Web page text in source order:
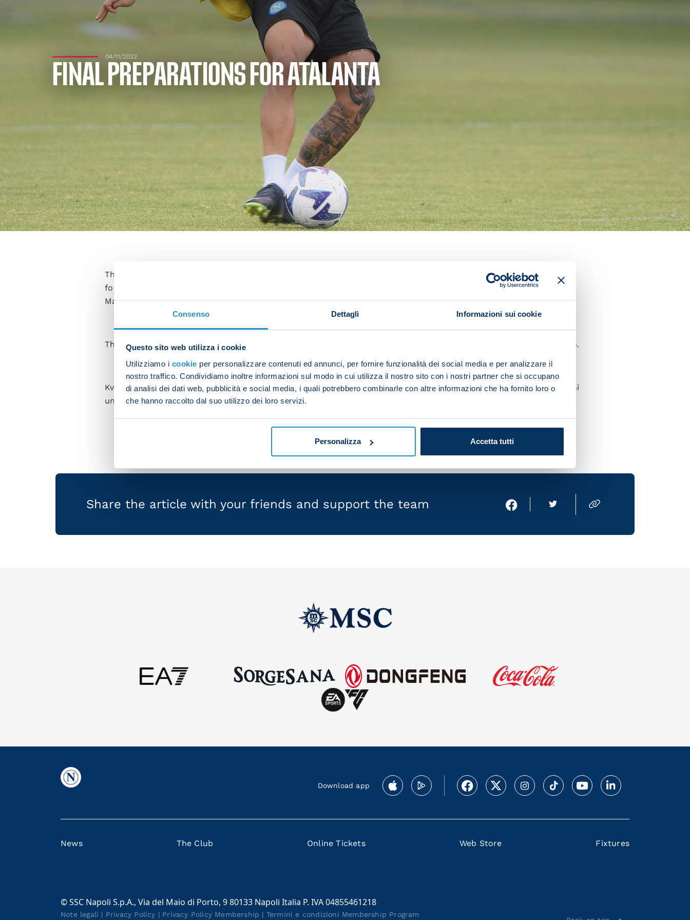
Consenso Dettagli Informazioni sui cookie
Questo sito web utilizza i cookie
Utilizziamo i cookie per personalizzare contenuti ed annunci, per fornire funzionalità dei social media e per analizzare il
nostro traffico. Condividiamo inoltre informazioni sul modo in cui utilizza il nostro sito con i nostri partner che si occupano
di analisi dei dati web, pubblicità e social media, i quali potrebbero combinarle con altre informazioni che ha fornito loro o
che hanno raccolto dal suo utilizzo dei loro servizi.
Personalizza Accetta tutti
04/11/2022
FINAL PREPARATIONS FOR ATALANTA
The Napoli players took part in an afternoon training session at the SSCN Konami Training Centre as they prepare
for their match against Atalanta on Saturday. The Azzurri will travel to Bergamo for the 18:00 CET kick-off in
Matchday 13 of Serie A.
The programme opened with a warm-up and tactical drills, before finishing with a training match on a small pitch.
Kvicha Kvaratskhelia is ruled out of the trip to Bergamo after suffering from acute lower back pain. Amir Rrahmani
underwent treatment and worked in the gym.
Share the article with your friends and support the team
Download app
News The Club Online Tickets Web Store Fixtures
© SSC Napoli S.p.A., Via del Maio di Porto, 9 80133 Napoli Italia P. IVA 04855461218
Note legali | Privacy Policy | Privacy Policy Membership | Termini e condizioni Membership Program